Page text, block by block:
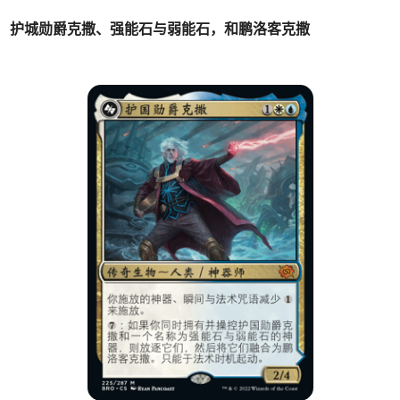
护城勋爵克撒、强能石与弱能石，和鹏洛客克撒